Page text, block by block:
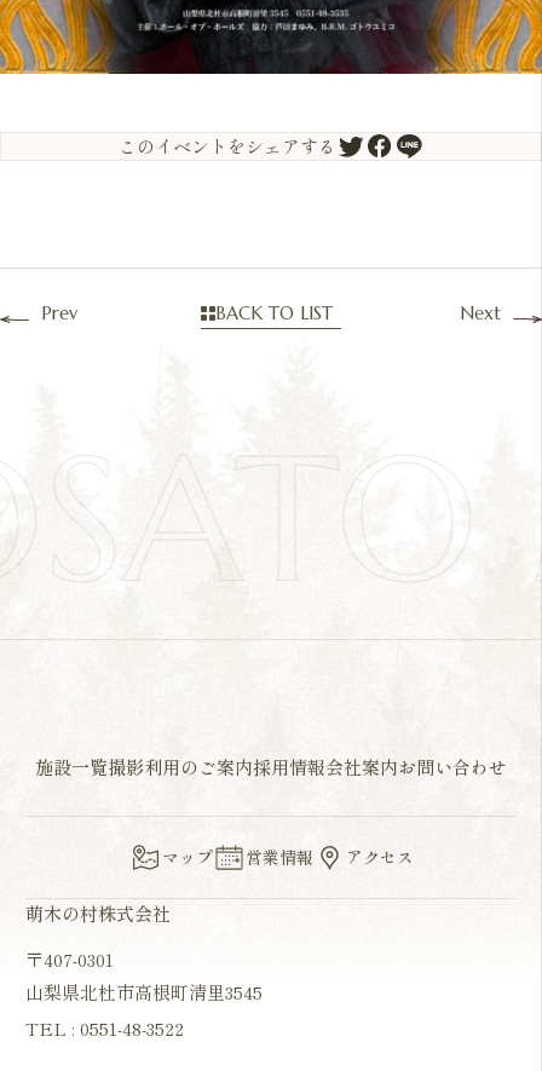
このイベントをシェアする
Prev Next
BACK TO LIST
施設一覧撮影利用のご案内採用情報会社案内お問い合わせ
マップ 営業情報 アクセス
萌木の村株式会社
〒407-0301
山梨県北杜市高根町清里3545
TEL : 0551-48-3522